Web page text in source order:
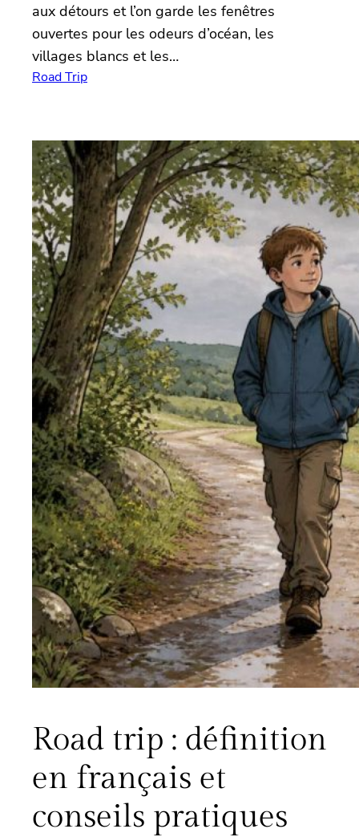
aux détours et l’on garde les fenêtres
ouvertes pour les odeurs d’océan, les
villages blancs et les…
Road Trip
Road trip : définition
en français et
conseils pratiques